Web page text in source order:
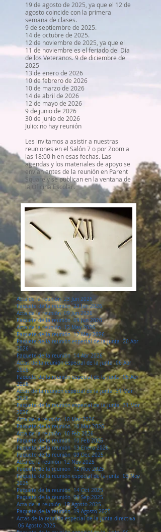
19 de agosto de 2025, ya que el 12 de
agosto coincide con la primera
semana de clases.
9 de septiembre de 2025.
14 de octubre de 2025.
12 de noviembre de 2025, ya que el
11 de noviembre es el feriado del Día
de los Veteranos. 9 de diciembre de
2025
13 de enero de 2026
10 de febrero de 2026
10 de marzo de 2026
14 de abril de 2026
12 de mayo de 2026
9 de junio de 2026
30 de junio de 2026
Julio: no hay reunión
Les invitamos a asistir a nuestras
reuniones en el Salón 7 o por Zoom a
las 18:00 h en esas fechas. Las
agendas y los materiales de apoyo se
envían antes de la reunión en Parent
Square y se publican en la ventana de
la Oficina Escolar.
Acta de la reunión 23 Jun 2026
Paquete de la reunión 23 Jun 2026
Acta de la reunión 09 Jun 2026
Paquete de la reunión 09 Jun 2026
Acta de la reunión 12 May 2026​
Paquete de la reunión 12 May 2026
Paquete de la reunión especial de la junta 20 Abr
2026
Paquete de la reunión 14 Abr 2026
Actas de la reunión especial de la junta 06 Abr
2026
Paquete de la reunión especial de la junta 06 Abr
2026
Actas de la reunión especial de la junta 31 Mar
2026
Paquete de la reunión especial de la junta 31 Mar
2026
Acta de la reunión 10 Mar 2026
Paquete de la reunión 10 Mar 2026
Acta de la reunión 10 Feb 2026
Paquete de la reunión 10 Feb 2026
​Paquete de la reunión 13 Enero 2026
​Paquete de la reunión 09 Dec 2025
Acta de la reunión 12 Nov 2025
Paquete de la reunión 12 Nov 2025
Paquete de la reunión especial de la junta 03 Nov
2025
Paquete de la reunión 14 Oct 2025
Paquete de la reunión 09 Sep 2025
Acta de la reunión 19 Agosto 2025
Paquete de la reunión 19 Agosto 2025
Actas de la reunión especial de la junta directiva
06 Agosto 2025